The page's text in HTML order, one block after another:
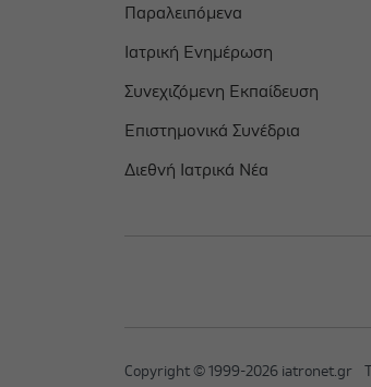
Παραλειπόμενα
Ιατρική Ενημέρωση
Συνεχιζόμενη Εκπαίδευση
Επιστημονικά Συνέδρια
Διεθνή Ιατρικά Νέα
Copyright © 1999-2026 iatronet.gr